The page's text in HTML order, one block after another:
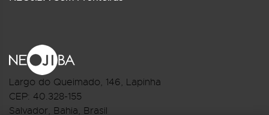
Largo do Queimado, 146, Lapinha
CEP: 40.328-155
Salvador, Bahia, Brasil